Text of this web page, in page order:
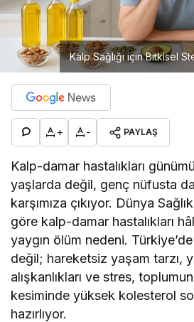
Kalp Sağlığı için Bitkisel
+ - PAYLAŞ
Kalp-damar hastalıkları
yaşlarda değil, genç nüfusta
karşımıza çıkıyor. Dünya
göre kalp-damar hastalıkları
yaygın ölüm nedeni.
değil; hareketsiz yaşam tarzı,
alışkanlıkları ve stres,
kesiminde yüksek kolesterol
hazırlıyor.